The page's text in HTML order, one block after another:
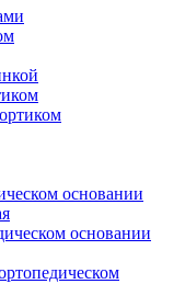
основании
основании